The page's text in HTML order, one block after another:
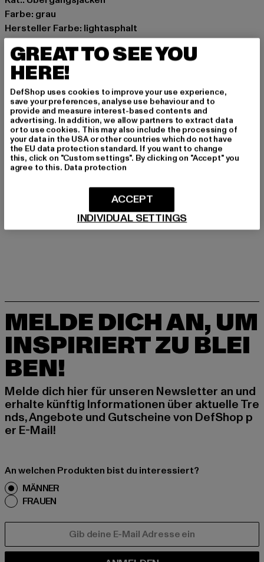
Farbe: grau
Hersteller Farbe: lightasphalt
Materialzusammensetzung: 80% Baumwolle, 15%
Polyester, 5% Elasthan
Art.Nr: ST143-02946
Hersteller: TB International GmbH |info@tbint.de
Dr.-Robert-Murjahn-Straße 7 | 64372 Ober-Ramstadt |
DE
GRÖSSE & PASSFORM
LIEFERUNG & RÜCKGABE
MELDE DICH AN, UM
INSPIRIERT ZU BLEI
BEN!
Melde dich hier für unseren Newsletter an und
erhalte künftig Informationen über aktuelle Tre
nds, Angebote und Gutscheine von DefShop p
er E-Mail!
An welchen Produkten bist du interessiert?
MÄNNER
FRAUEN
GREAT TO SEE YOU
HERE!
DefShop uses cookies to improve your use experience,
save your preferences, analyse use behaviour and to
provide and measure interest-based contents and
advertising. In addition, we allow partners to extract data
or to use cookies. This may also include the processing of
your data in the USA or other countries which do not have
the EU data protection standard. If you want to change
this, click on "Custom settings". By clicking on "Accept" you
agree to this. Data protection
INDIVIDUAL SETTINGS
ACCEPT